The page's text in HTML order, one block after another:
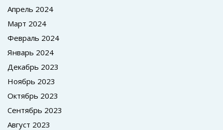
Апрель 2024
Март 2024
Февраль 2024
Январь 2024
Декабрь 2023
Ноябрь 2023
Октябрь 2023
Сентябрь 2023
Август 2023